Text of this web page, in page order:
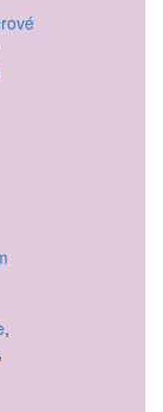
,
,